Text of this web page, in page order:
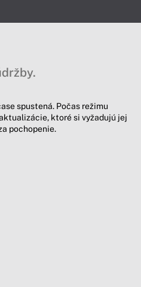
spustená. Počas režimu
ktoré si vyžadujú jej
pochopenie.